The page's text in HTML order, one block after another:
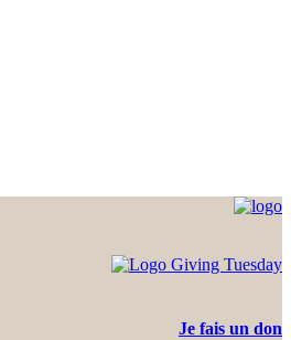
Je fais un don